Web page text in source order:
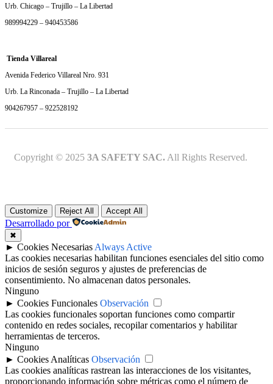
Urb. Chicago – Trujillo – La Libertad
989994229 – 940453586
Tienda Villareal
Avenida Federico Villareal Nro. 931
Urb. La Rinconada – Trujillo – La Libertad
904267957 – 922528192
Copyright © 2025 3A SAFETY SAC. All Rights Reserved.
Customize Reject All Accept All
Desarrollado por
✖
► Cookies Necesarias Always Active
Las cookies necesarias habilitan funciones esenciales del sitio como
inicios de sesión seguros y ajustes de preferencias de
consentimiento. No almacenan datos personales.
Ninguno
► Cookies Funcionales Observación
Las cookies funcionales soportan funciones como compartir
contenido en redes sociales, recopilar comentarios y habilitar
herramientas de terceros.
Ninguno
► Cookies Analíticas Observación
Las cookies analíticas rastrean las interacciones de los visitantes,
proporcionando información sobre métricas como el número de